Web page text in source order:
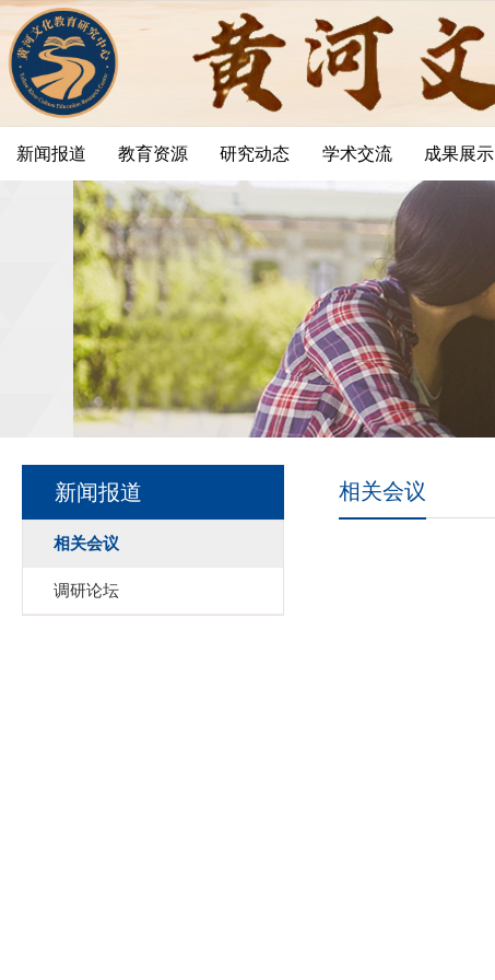
新闻报道 教育资源 研究动态 学术交流 成果展示
新闻报道
相关会议
调研论坛
相关会议